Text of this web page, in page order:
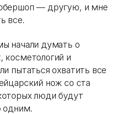
— другую, и мне
все.
начали думать о
косметологий и
пытаться охватить все
нож со ста
люди будут
одним.